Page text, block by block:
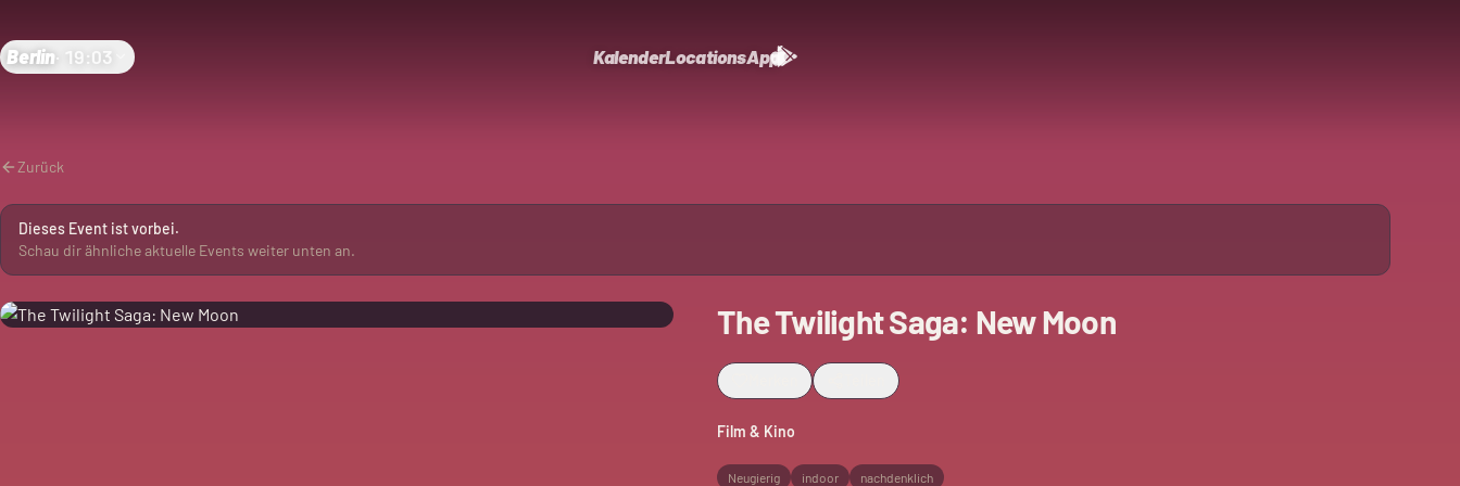
Berlin· 19:03 KalenderLocationsApp
Zurück
Dieses Event ist vorbei.
Schau dir ähnliche aktuelle Events weiter unten an.
The Twilight Saga: New Moon
Film & Kino
Neugierig indoor nachdenklich